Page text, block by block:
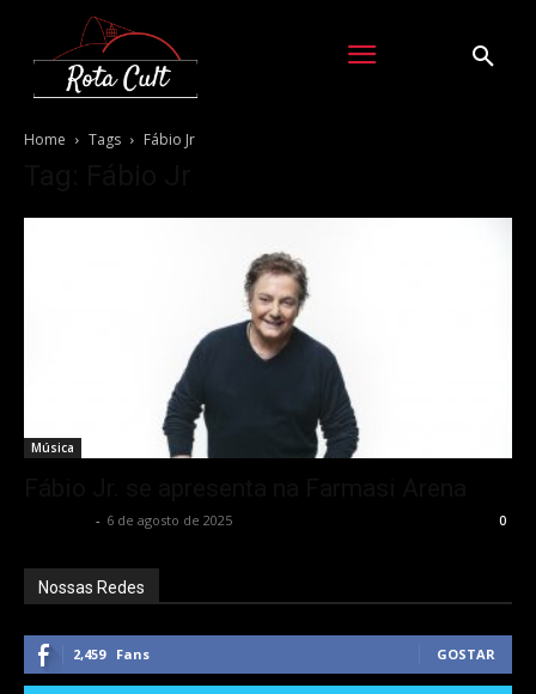
Home Tags Fábio Jr
Música
- 6 de agosto de 2025 0
Nossas Redes
2,459 Fans GOSTAR